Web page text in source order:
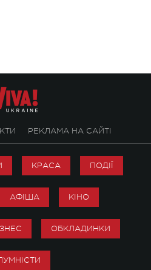
РЕКЛАМА НА САЙТІ
КРАСА ПОДІЇ
АФІША КІНО
ОБКЛАДИНКИ